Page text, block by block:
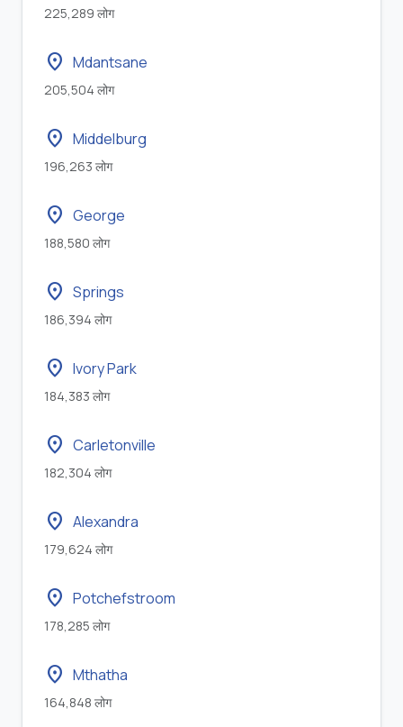
225,289 लोग
location_on Mdantsane
205,504 लोग
location_on Middelburg
196,263 लोग
location_on George
188,580 लोग
location_on Springs
186,394 लोग
location_on Ivory Park
184,383 लोग
location_on Carletonville
182,304 लोग
location_on Alexandra
179,624 लोग
location_on Potchefstroom
178,285 लोग
location_on Mthatha
164,848 लोग